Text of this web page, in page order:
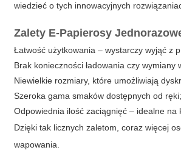
wiedzieć o tych innowacyjnych
Zalety E-Papierosy
Łatwość użytkowania – wystarczy wyjąć z
Brak konieczności ładowania czy wymiany
Niewielkie rozmiary, które umożliwiają
Szeroka gama smaków dostępnych od ręki;
Odpowiednia ilość zaciągnięć – idealne na
Dzięki tak licznych zaletom, coraz więcej
wapowania.